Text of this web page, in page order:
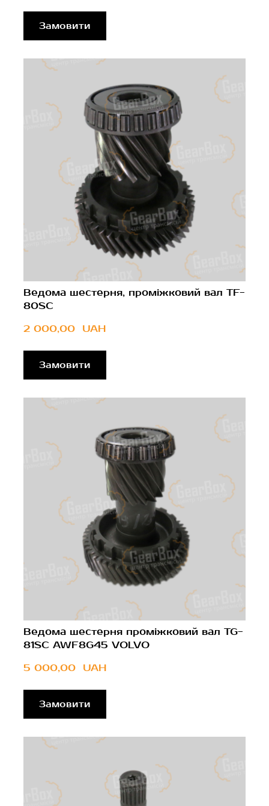
Замовити
Ведома шестерня, проміжковий вал TF-
80SC
2 000,00  UAH
Замовити
Ведома шестерня проміжковий вал TG-
81SC AWF8G45 VOLVO
5 000,00  UAH
Замовити